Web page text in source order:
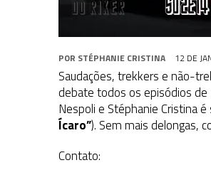
POR STÉPHANIE CRISTINA 12 DE
Saudações, trekkers e não-
debate todos os episódios de
Nespoli e Stéphanie Cristina
Ícaro”). Sem mais delongas,
Contato: